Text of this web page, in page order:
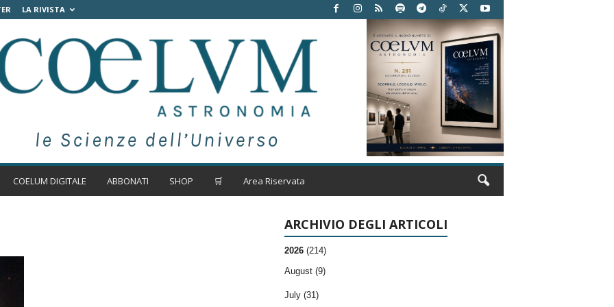
LA RIVISTA
COELUM DIGITALE ABBONATI SHOP 🛒 Area Riservata
ARCHIVIO DEGLI ARTICOLI
2026 (214)
August (9)
July (31)